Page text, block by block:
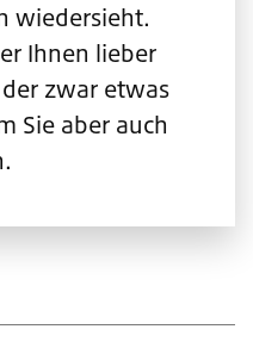
wiedersieht.
Ihnen lieber
zwar etwas
Sie aber auch